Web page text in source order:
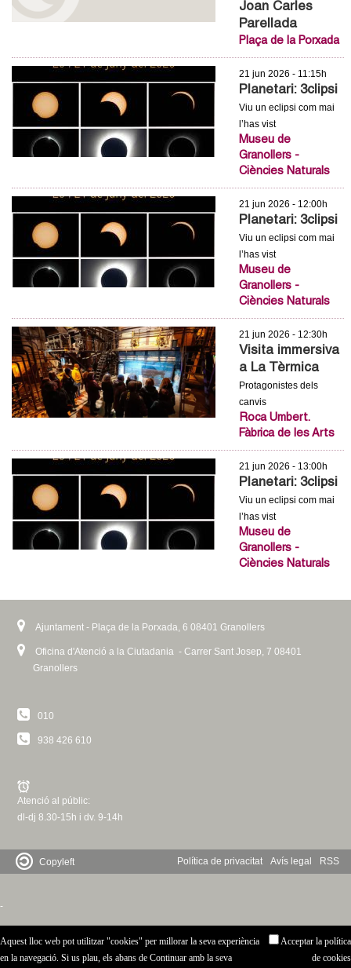
Joan Carles
Parellada
Plaça de la Porxada
21 jun 2026 - 11:15h
Planetari: 3clipsi
Viu un eclipsi com mai
l’has vist
Museu de
Granollers -
Ciències Naturals
21 jun 2026 - 12:00h
Planetari: 3clipsi
Viu un eclipsi com mai
l’has vist
Museu de
Granollers -
Ciències Naturals
21 jun 2026 - 12:30h
Visita immersiva
a La Tèrmica
Protagonistes dels
canvis
Roca Umbert.
Fàbrica de les Arts
21 jun 2026 - 13:00h
Planetari: 3clipsi
Viu un eclipsi com mai
l’has vist
Museu de
Granollers -
Ciències Naturals
Ajuntament - Plaça de la Porxada, 6 08401 Granollers
Oficina d'Atenció a la Ciutadania - Carrer Sant Josep, 7 08401
Granollers
010
938 426 610
Atenció al públic:
dl-dj 8.30-15h i dv. 9-14h
Política de privacitat Avís legal RSS
Copyleft
-
Aquest lloc web pot utilitzar "cookies" per millorar la seva experiència
en la navegació. Si us plau, els abans de Continuar amb la seva
Acceptar la política
de cookies